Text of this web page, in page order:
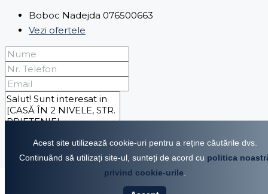
Boboc Nadejda 076500663
Vezi ofertele
Prin trimiterea acestui formular sunt de acord cu
Acest site utilizează cookie-uri pentru a reține căutările dvs.
Continuând să utilizați site-ul, sunteți de acord cu politica
privind cookie-urile